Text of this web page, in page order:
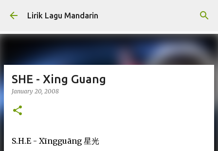
Skip to main content
Lirik Lagu Mandarin
SHE - Xing Guang
January 20, 2008
S.H.E - Xīngguāng 星光